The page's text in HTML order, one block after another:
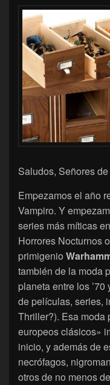
Saludos, Señores
Empezamos el año
Vampiro. Y
series más míticas
Horrores Nocturnos
primigenio
también de la moda
planeta entre los
de películas, series,
Thriller?). Esa moda
europeos clásicos»
inicio, y además de
necrófagos,
otros de no menos